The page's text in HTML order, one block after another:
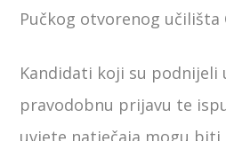
Pučkog otvorenog učilišta
Kandidati koji su podnijeli
pravodobnu prijavu te